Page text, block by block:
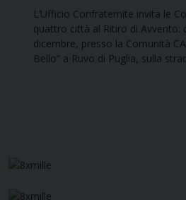
L’Ufficio Confraternite invita le
quattro città al Ritiro di Avvento:
dicembre, presso la Comunità
Bello” a Ruvo di Puglia, sulla